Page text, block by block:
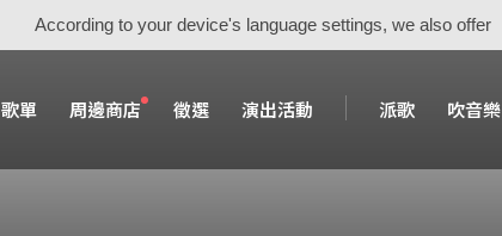
According to your device's language settings, we also offer
歌單 周邊商店 徵選 演出活動 派歌 吹音樂